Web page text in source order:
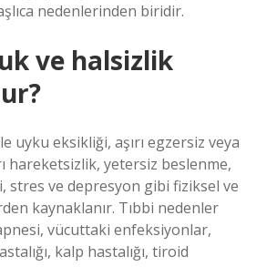
nedenlerinden biridir.
ve halsizlik
uyku eksikliği, aşırı egzersiz veya
hareketsizlik, yetersiz beslenme,
stres ve depresyon gibi fiziksel ve
kaynaklanır. Tıbbi nedenler
vücuttaki enfeksiyonlar,
kalp hastalığı, tiroid